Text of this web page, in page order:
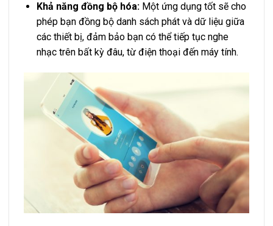
Khả năng đồng bộ hóa:Một ứng dụng tốt sẽ cho
phép bạn đồng bộ danh sách phát và dữ liệu giữa
các thiết bị, đảm bảo bạn có thể tiếp tục nghe
nhạc trên bất kỳ đâu, từ điện thoại đến máy tính.